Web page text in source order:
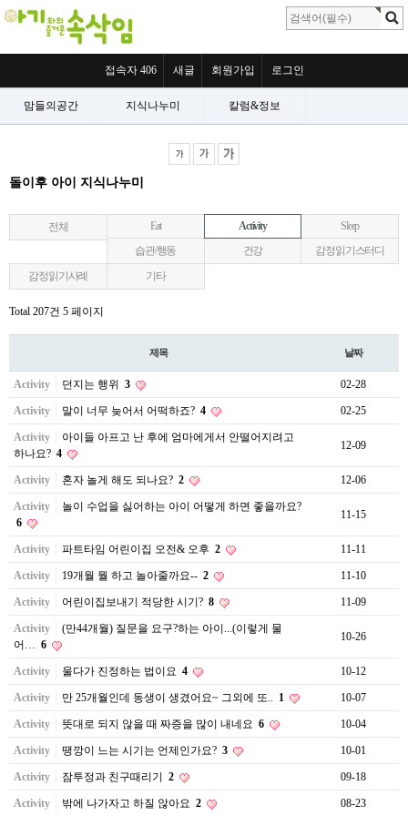
접속자 406 새글 회원가입 로그인
맘들의공간 지식나누미 칼럼&정보
돌이후 아이 지식나누미
전체 Eat Activity
Sleep
습관/행동
건강
감정읽기스터디
감정읽기사례
기타
Total 207건 5 페이지
제목 날짜
Activity 던지는 행위 3 02-28
Activity 말이 너무 늦어서 어떡하죠? 4 02-25
Activity
아이들 아프고 난 후에 엄마에게서 안떨어지려고
하나요? 4
12-09
Activity 혼자 놀게 해도 되나요? 2 12-06
Activity
놀이 수업을 싫어하는 아이 어떻게 하면 좋을까요?
6
11-15
Activity 파트타임 어린이집 오전& 오후 2 11-11
Activity 19개월 뭘 하고 놀아줄까요-- 2 11-10
Activity 어린이집보내기 적당한 시기? 8 11-09
Activity
(만44개월) 질문을 요구?하는 아이...(이렇게 물
어… 6
10-26
Activity 울다가 진정하는 법이요 4 10-12
Activity 만 25개월인데 동생이 생겼어요~ 그외에 또.. 1 10-07
Activity 뜻대로 되지 않을 때 짜증을 많이 내네요 6 10-04
Activity 땡깡이 느는 시기는 언제인가요? 3 10-01
Activity 잠투정과 친구때리기 2 09-18
Activity 밖에 나가자고 하질 않아요 2 08-23